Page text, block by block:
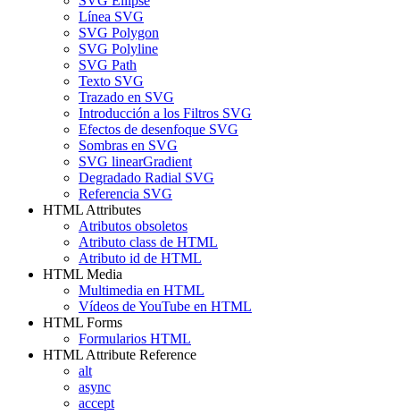
Línea SVG
SVG Polygon
SVG Polyline
SVG Path
Texto SVG
Trazado en SVG
Introducción a los Filtros SVG
Efectos de desenfoque SVG
Sombras en SVG
SVG linearGradient
Degradado Radial SVG
Referencia SVG
HTML Attributes
Atributos obsoletos
Atributo class de HTML
Atributo id de HTML
HTML Media
Multimedia en HTML
Vídeos de YouTube en HTML
HTML Forms
Formularios HTML
HTML Attribute Reference
alt
async
accept